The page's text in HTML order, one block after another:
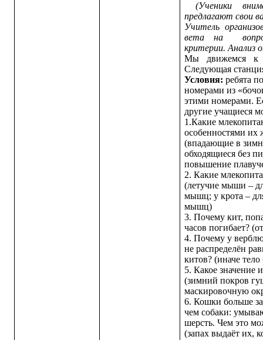
(Ученики
предлагают свои
Учитель
вета на
критерии. Анализ
Мы движемся к
Следующая
Условия:ребята
номерами из
этими номерами.
другие учащиеся
1.Какие
особенностями их
(впадающие в
обходящиеся без
повышение
2. Какие
(летучие мыши –
мышц; у крота –
мышц)
3. Почему кит,
часов погибает?
4. Почему у
не распределён
китов? (иначе
5. Какое значение
(зимний покров
маскировочную
6. Кошки больше
чем собаки:
шерсть. Чем это
(запах выдаёт их,